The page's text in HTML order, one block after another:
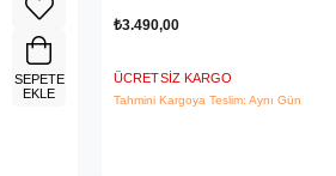
SEPETE
EKLE
₺3.490,00
ÜCRETSIZ KARGO
Tahmini Kargoya Teslim: Aynı Gün